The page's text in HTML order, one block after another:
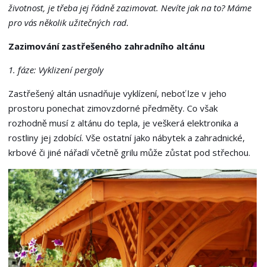
životnost, je třeba jej řádně zazimovat. Nevíte jak na to? Máme
pro vás několik užitečných rad.
Zazimování zastřešeného zahradního altánu
1. fáze: Vyklizení pergoly
Zastřešený altán usnadňuje vyklízení, neboť lze v jeho
prostoru ponechat zimovzdorné předměty. Co však
rozhodně musí z altánu do tepla, je veškerá elektronika a
rostliny jej zdobící. Vše ostatní jako nábytek a zahradnické,
krbové či jiné nářadí včetně grilu může zůstat pod střechou.